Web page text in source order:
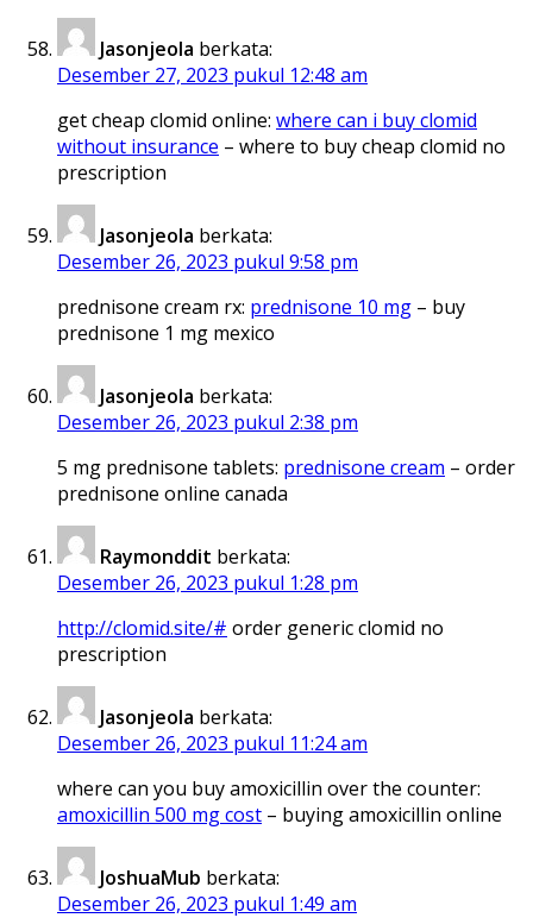
Jasonjeola berkata:
Desember 27, 2023 pukul 12:48 am
get cheap clomid online: where can i buy clomid
without insurance – where to buy cheap clomid no
prescription
Jasonjeola berkata:
Desember 26, 2023 pukul 9:58 pm
prednisone cream rx: prednisone 10 mg – buy
prednisone 1 mg mexico
Jasonjeola berkata:
Desember 26, 2023 pukul 2:38 pm
5 mg prednisone tablets: prednisone cream – order
prednisone online canada
Raymonddit berkata:
Desember 26, 2023 pukul 1:28 pm
http://clomid.site/# order generic clomid no
prescription
Jasonjeola berkata:
Desember 26, 2023 pukul 11:24 am
where can you buy amoxicillin over the counter:
amoxicillin 500 mg cost – buying amoxicillin online
JoshuaMub berkata:
Desember 26, 2023 pukul 1:49 am